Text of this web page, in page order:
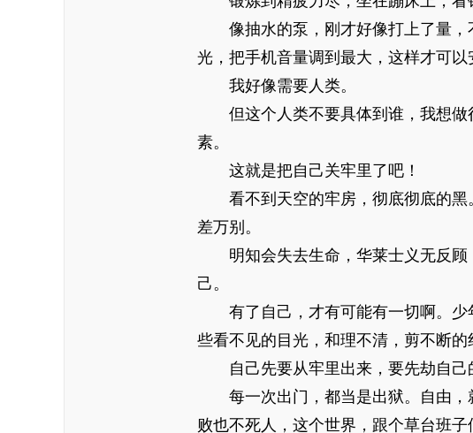
像抽水的泵，刚才好像打上了量，
光，把手机音量调到最大，这样才可以
我好像需要人类。
但这个人类不要具体到谁，我想做
素。
这就是把自己关牢里了吧！
看不到天空的牢房，彻底彻底的黑
差万别。
明知会失去生命，华莱士义无反顾
己。
有了自己，才有可能有一切啊。少
些看不见的目光，和理不清，剪不断的
自己先要从牢里出来，要先劫自己
每一次出门，都当是出狱。自由，
败也不死人，这个世界，跟个草台班子